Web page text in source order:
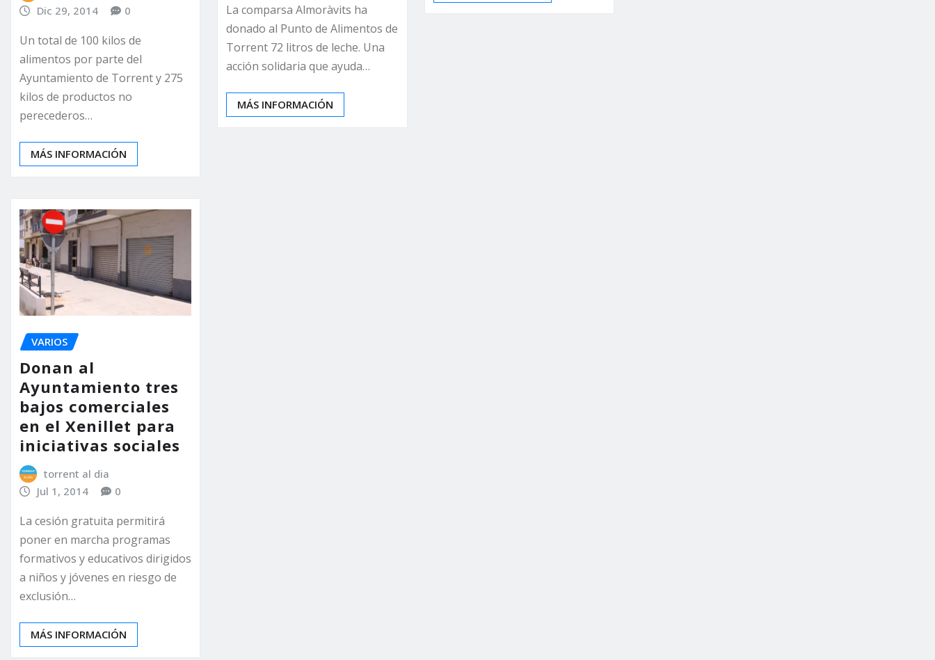
Dic 29, 2014
0
Un total de 100 kilos de
alimentos por parte del
Ayuntamiento de Torrent y 275
kilos de productos no
perecederos…
MÁS INFORMACIÓN
La comparsa Almoràvits ha
donado al Punto de Alimentos de
Torrent 72 litros de leche. Una
acción solidaria que ayuda…
MÁS INFORMACIÓN
VARIOS
Donan al
Ayuntamiento tres
bajos comerciales
en el Xenillet para
iniciativas sociales
torrent al dia
Jul 1, 2014
0
La cesión gratuita permitirá
poner en marcha programas
formativos y educativos dirigidos
a niños y jóvenes en riesgo de
exclusión…
MÁS INFORMACIÓN